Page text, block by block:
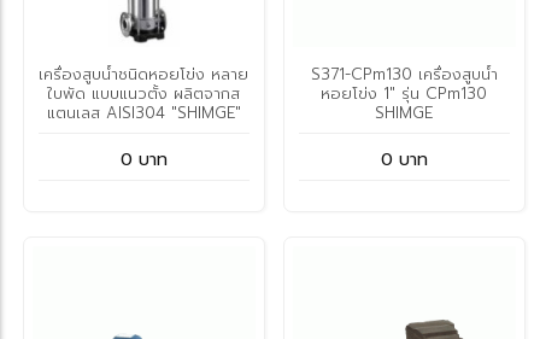
เครื่องสูบน้ำชนิดหอยโข่ง หลาย
ใบพัด แบบแนวตั้ง ผลิตจากส
แตนเลส AISI304 "SHIMGE"
0 บาท
S371-CPm130 เครื่องสูบน้ำ
หอยโข่ง 1" รุ่น CPm130
SHIMGE
0 บาท